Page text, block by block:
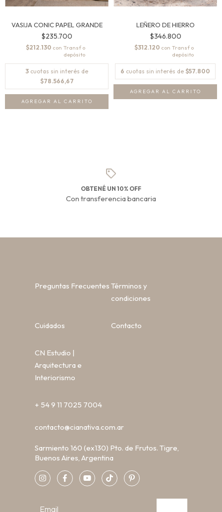
VASIJA CONIC PAPEL GRANDE
$235.700
$212.130 con
3 cuotas sin interés de
$78.566,67
LEÑERO DE HIERRO
$346.800
$312.120 con
6 cuotas sin interés de $57.800
OBTENÉ UN 10% OFF
Con transferencia bancaria
Preguntas Frecuentes Términos y
condiciones
Cuidados Contacto
CN Estudio |
Arquitectura e
Interiorismo
+ 54 9 11 7025 7004
contacto@cianativa.com.ar
Sarmiento 160 (ex130) Pto. de Frutos. Tigre,
Buenos Aires, Argentina